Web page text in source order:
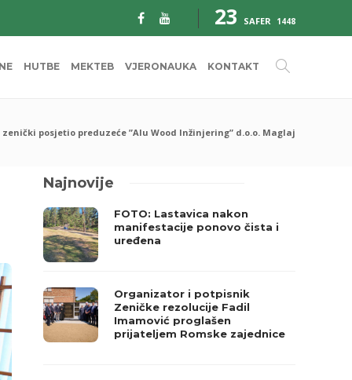
23 SAFER 1448
HUTBE MEKTEB VJERONAUKA KONTAKT
posjetio preduzeće ”Alu Wood Inžinjering” d.o.o. Maglaj
Najnovije
FOTO: Lastavica nakon
manifestacije ponovo čista i
uređena
Organizator i potpisnik
Zeničke rezolucije Fadil
Imamović proglašen
prijateljem Romske zajednice